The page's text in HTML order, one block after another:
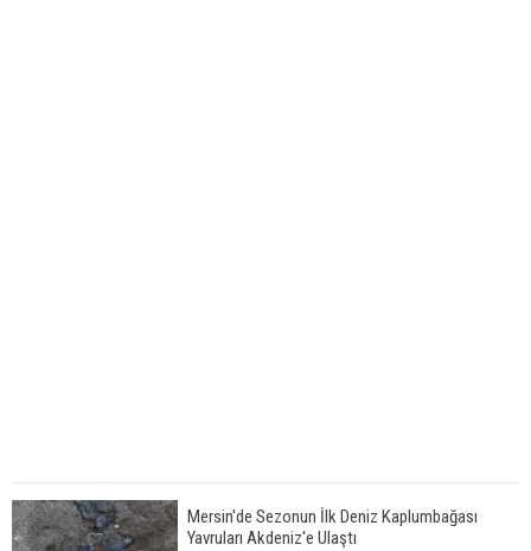
Mersin'de Sezonun İlk Deniz Kaplumbağası
Yavruları Akdeniz'e Ulaştı